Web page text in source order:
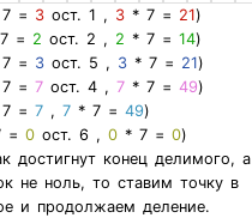
= 3ост. 1 , 3* 7 = 21)
= 2 ост. 2 , 2 * 7 = 14)
= 3ост. 5 , 3* 7 = 21)
= 7ост. 4 , 7* 7 = 49)
= 7, 7* 7 = 49)
= 0ост. 6 , 0* 7 = 0)
достигнут конец делимого, а
не ноль, то ставим точку в
и продолжаем деление.